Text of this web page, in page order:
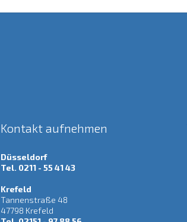
Kontakt aufnehmen
Düsseldorf
Tel. 0211 - 55 41 43
Krefeld
Tannenstraße 48
47798 Krefeld